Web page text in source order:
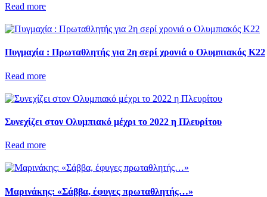
Read more
Πυγμαχία : Πρωταθλητής για 2η σερί χρονιά ο Ολυμπιακός Κ22
Read more
Συνεχίζει στον Ολυμπιακό μέχρι το 2022 η Πλευρίτου
Read more
Μαρινάκης: «Σάββα, έφυγες πρωταθλητής…»